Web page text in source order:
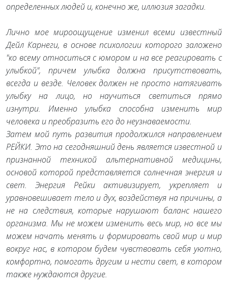
определенных людей и, конечно же, иллюзия загадки.
Лично мое мироощущение изменил всеми известный
Дейл Карнеги, в основе психологии которого заложено
"ко всему относиться с юмором и на все реагировать с
улыбкой", причем улыбка должна присутствовать,
всегда и везде. Человек должен не просто натягивать
улыбку на лицо, но научиться светиться прямо
изнутри. Именно улыбка способна изменить мир
человека и преобразить его до неузнаваемости.
Затем мой путь развития продолжился направлением
РЕЙКИ. Это на сегодняшний день является известной и
признанной техникой альтернативной медицины,
основой которой представляется солнечная энергия и
свет. Энергия Рейки активизирует, укрепляет и
уравновешивает тело и дух, воздействуя на причины, а
не на следствия, которые нарушают баланс нашего
организма. Мы не можем изменить весь мир, но все мы
можем начать менять и формировать свой мир и мир
вокруг нас, в котором будем чувствовать себя уютно,
комфортно, помогать другим и нести свет, в котором
также нуждаются другие.